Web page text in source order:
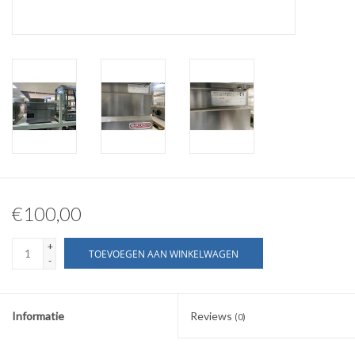
€100,00
+
-
TOEVOEGEN AAN WINKELWAGEN
Informatie Reviews (0)